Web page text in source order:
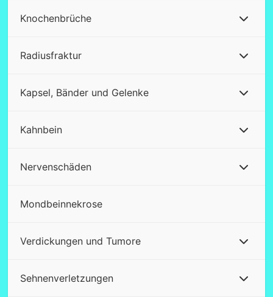
Knochenbrüche
Radiusfraktur
Kapsel, Bänder und Gelenke
Kahnbein
Nervenschäden
Mondbeinnekrose
Verdickungen und Tumore
Sehnenverletzungen